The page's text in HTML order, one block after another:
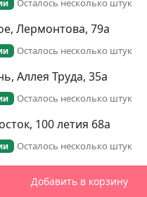
Осталось несколько штук
Лермонтова, 79а
Осталось несколько штук
Аллея Труда, 35а
Осталось несколько штук
100 летия 68а
Осталось несколько штук
Добавить в корзину